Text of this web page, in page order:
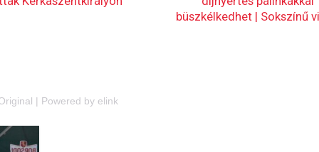
| Powered by elink